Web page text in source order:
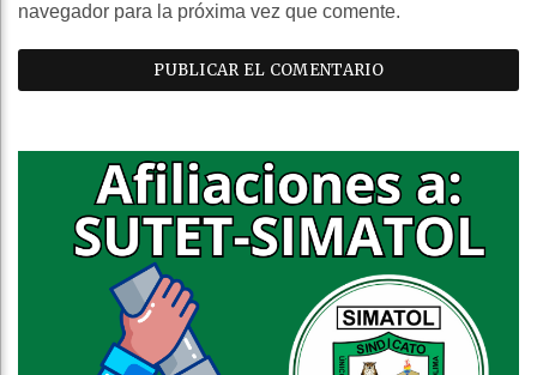
navegador para la próxima vez que comente.